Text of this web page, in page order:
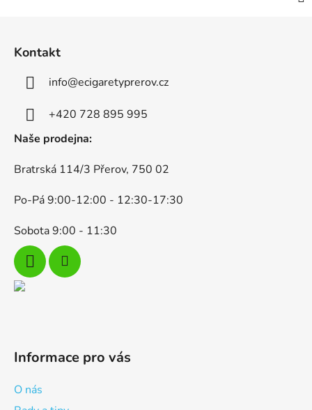
Kontakt
info@ecigaretyprerov.cz
+420 728 895 995
Naše prodejna:
Bratrská 114/3 Přerov, 750 02
Po-Pá 9:00-12:00 - 12:30-17:30
Sobota 9:00 - 11:30
Informace pro vás
O nás